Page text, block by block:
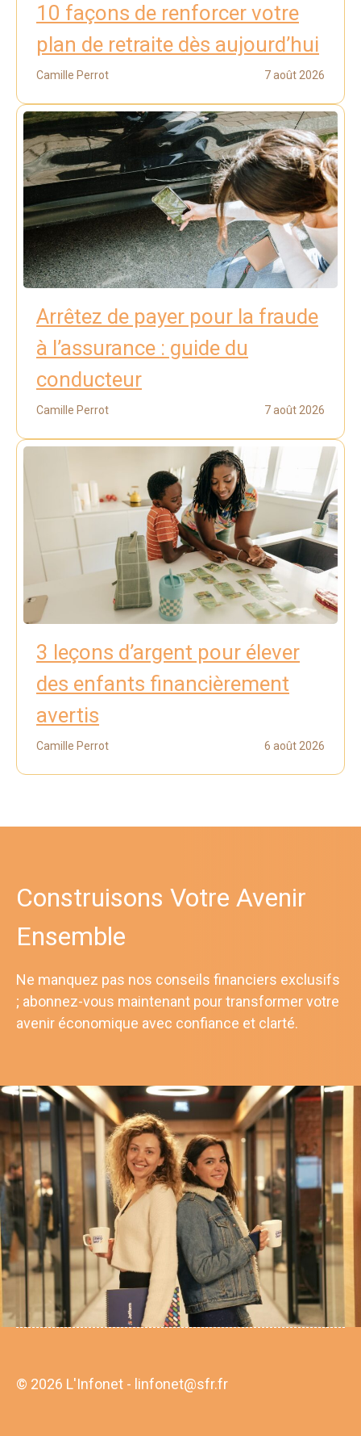
10 façons de renforcer votre
plan de retraite dès aujourd’hui
Camille Perrot 7 août 2026
Arrêtez de payer pour la fraude
à l’assurance : guide du
conducteur
Camille Perrot 7 août 2026
3 leçons d’argent pour élever
des enfants financièrement
avertis
Camille Perrot 6 août 2026
Construisons Votre Avenir
Ensemble
Ne manquez pas nos conseils financiers exclusifs
; abonnez-vous maintenant pour transformer votre
avenir économique avec confiance et clarté.
© 2026 L'Infonet - linfonet@sfr.fr